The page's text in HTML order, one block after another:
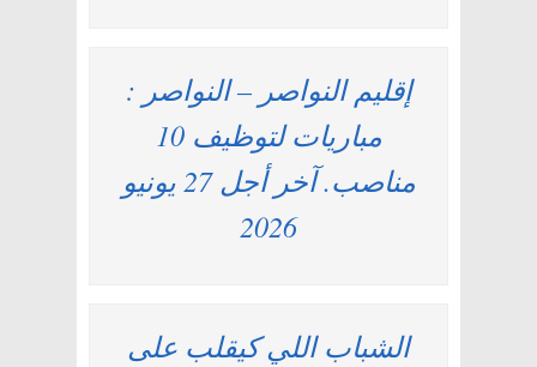
إقليم النواصر – النواصر :
مباريات لتوظيف 10
مناصب. آخر أجل 27 يونيو
2026
الشباب اللي كيقلب على